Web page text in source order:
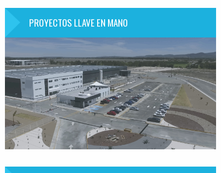
PROYECTOS LLAVE EN MANO